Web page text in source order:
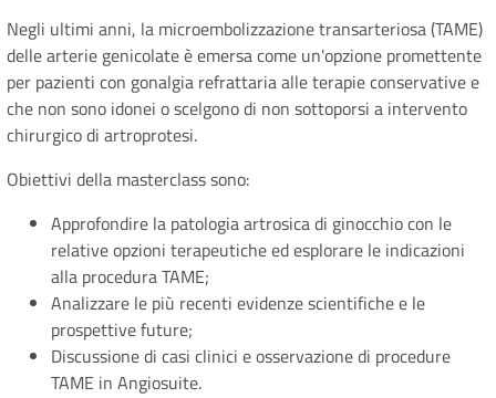
Negli ultimi anni, la microembolizzazione transarteriosa (TAME)
delle arterie genicolate è emersa come un'opzione promettente
per pazienti con gonalgia refrattaria alle terapie conservative e
che non sono idonei o scelgono di non sottoporsi a intervento
chirurgico di artroprotesi.
Obiettivi della masterclass sono:
Approfondire la patologia artrosica di ginocchio con le
relative opzioni terapeutiche ed esplorare le indicazioni
alla procedura TAME;
Analizzare le più recenti evidenze scientifiche e le
prospettive future;
Discussione di casi clinici e osservazione di procedure
TAME in Angiosuite.